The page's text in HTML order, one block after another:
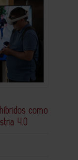
como
4.0